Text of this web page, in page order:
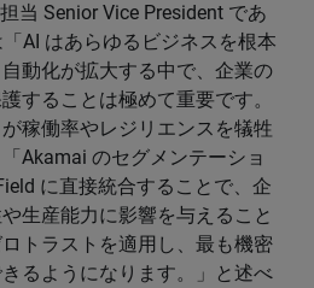
当 Senior Vice President であ
AI はあらゆるビジネスを根本
動化が拡大する中で、企業の
することは極めて重要です。
稼働率やレジリエンスを犠牲
Akamai のセグメンテーショ
に直接統合することで、企
生産能力に影響を与えること
トラストを適用し、最も機密
るようになります。」と述べ